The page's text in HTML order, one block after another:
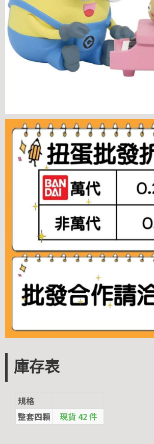
庫存表
規格
整套四顆
現貨 42 件